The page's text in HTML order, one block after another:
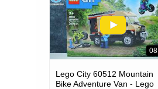
Lego City 60512 Mountain
Bike Adventure Van - Lego